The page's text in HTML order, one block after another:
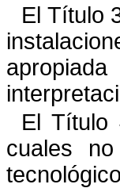
El Título
El
cuales